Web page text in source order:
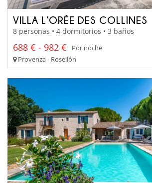
VILLA L’ORÉE DES COLLINES
8 personas • 4 dormitorios • 3 baños
688 € - 982 €
Por noche
Provenza - Rosellón